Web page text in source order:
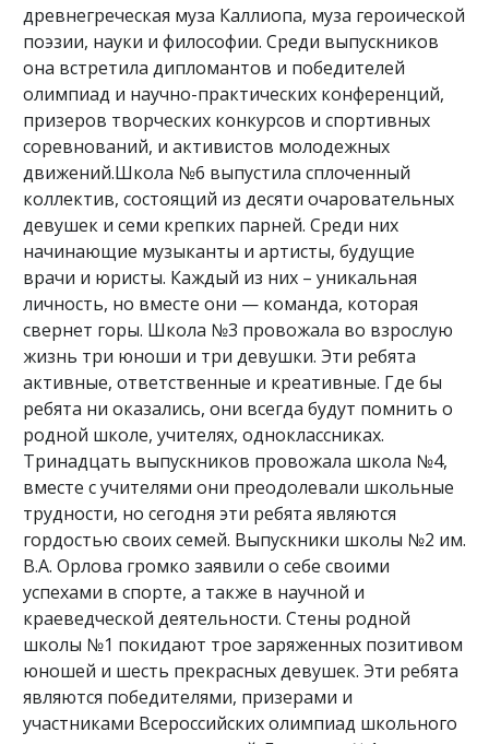
древнегреческая муза Каллиопа, муза героической
поэзии, науки и философии. Среди выпускников
она встретила дипломантов и победителей
олимпиад и научно-практических конференций,
призеров творческих конкурсов и спортивных
соревнований, и активистов молодежных
движений.Школа №6 выпустила сплоченный
коллектив, состоящий из десяти очаровательных
девушек и семи крепких парней. Среди них
начинающие музыканты и артисты, будущие
врачи и юристы. Каждый из них – уникальная
личность, но вместе они — команда, которая
свернет горы. Школа №3 провожала во взрослую
жизнь три юноши и три девушки. Эти ребята
активные, ответственные и креативные. Где бы
ребята ни оказались, они всегда будут помнить о
родной школе, учителях, одноклассниках.
Тринадцать выпускников провожала школа №4,
вместе с учителями они преодолевали школьные
трудности, но сегодня эти ребята являются
гордостью своих семей. Выпускники школы №2 им.
В.А. Орлова громко заявили о себе своими
успехами в спорте, а также в научной и
краеведческой деятельности. Стены родной
школы №1 покидают трое заряженных позитивом
юношей и шесть прекрасных девушек. Эти ребята
являются победителями, призерами и
участниками Всероссийских олимпиад школьного